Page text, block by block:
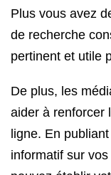
Plus vous avez
de recherche
pertinent et utile
De plus, les
aider à renforcer
ligne. En
informatif sur